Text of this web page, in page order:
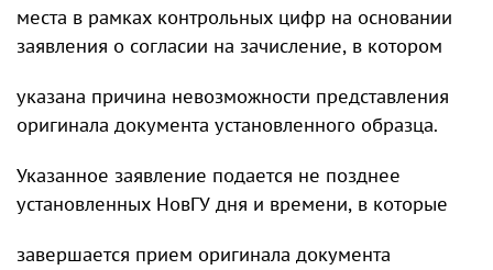
места в рамках контрольных цифр на основании
заявления о согласии на зачисление, в котором
указана причина невозможности представления
оригинала документа установленного образца.
Указанное заявление подается не позднее
установленных НовГУ дня и времени, в которые
завершается прием оригинала документа